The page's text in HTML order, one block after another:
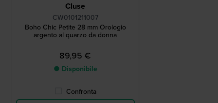
Cluse
CW0101211007
Boho Chic Petite 28 mm Orologio
argento al quarzo da donna
89,95 €
● Disponibile
Confronta